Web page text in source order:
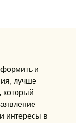
и
лучше
который
интересы в